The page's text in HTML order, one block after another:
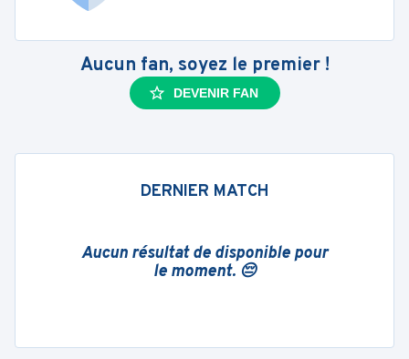
Aucun fan, soyez le premier !
DEVENIR FAN
DERNIER MATCH
Aucun résultat de disponible pour
le moment. 😔